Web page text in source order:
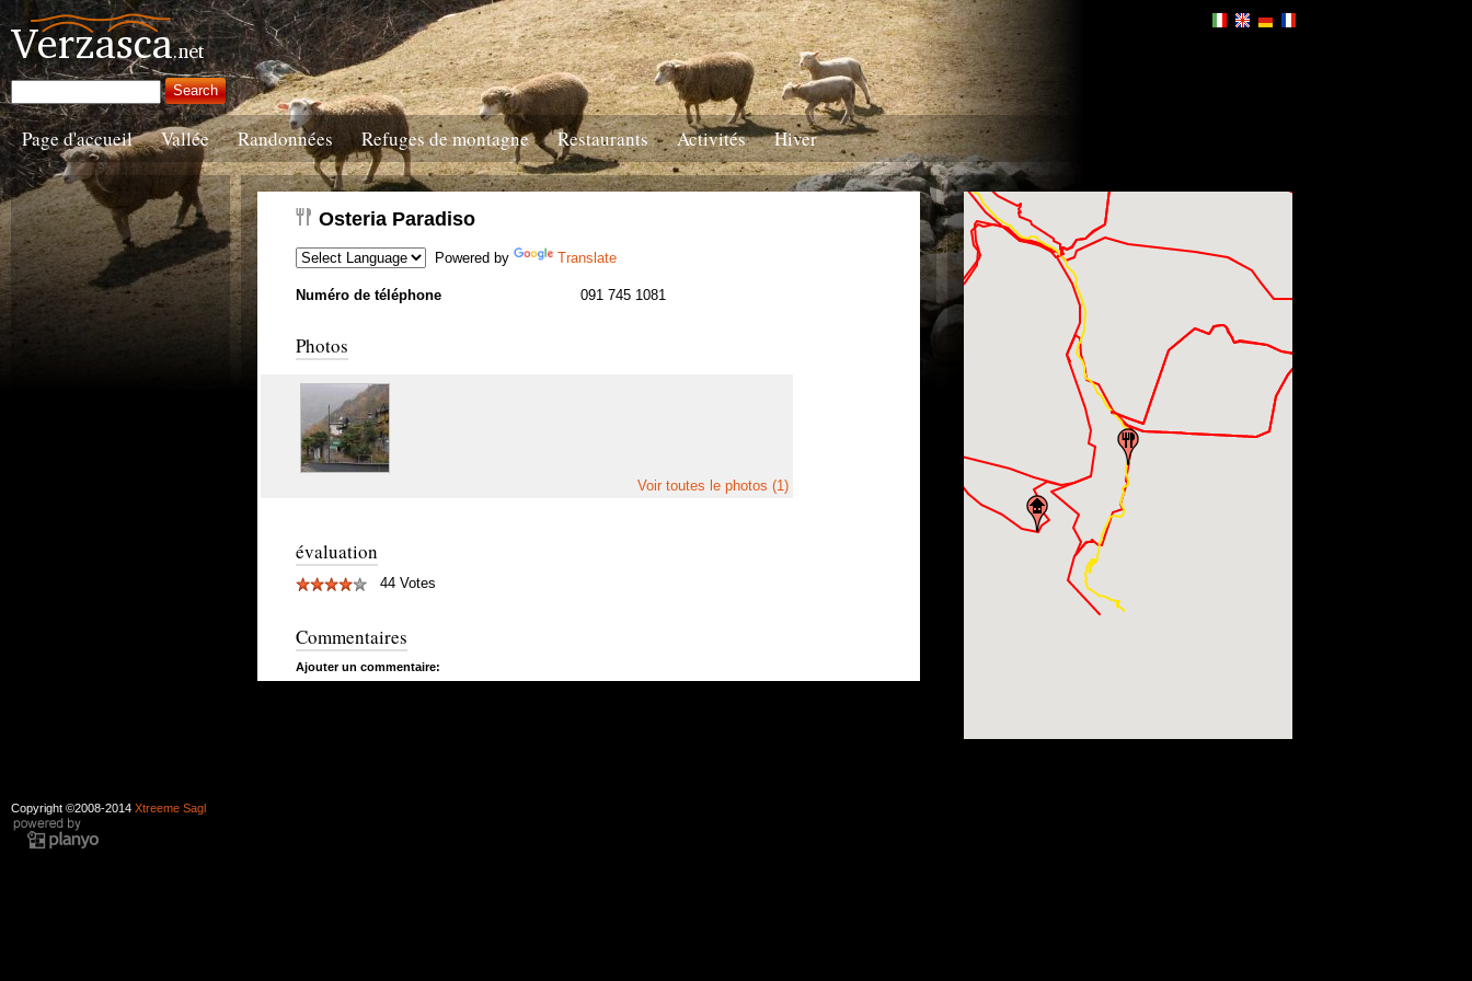
Page d'accueil Vallée Randonnées Refuges de montagne Restaurants Activités Hiver
Osteria Paradiso
Powered by Translate
Numéro de téléphone 091 745 1081
Photos
Voir toutes le photos (1)
évaluation
44 Votes
Commentaires
Ajouter un commentaire:
Copyright ©2008-2014 Xtreeme Sagl